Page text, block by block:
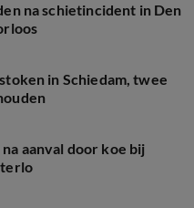
na schietincident in Den
in Schiedam, twee
aanval door koe bij